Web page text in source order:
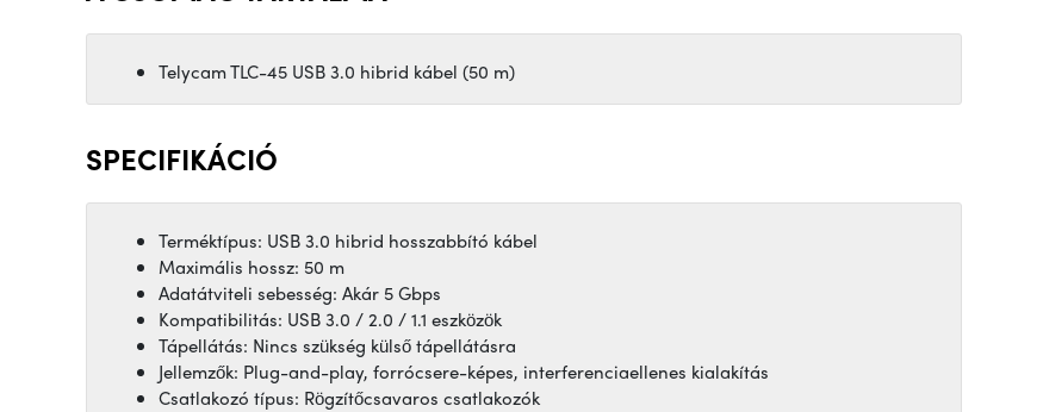
Telycam TLC-45 USB 3.0 hibrid kábel (50 m)
SPECIFIKÁCIÓ
Terméktípus: USB 3.0 hibrid hosszabbító kábel
Maximális hossz: 50 m
Adatátviteli sebesség: Akár 5 Gbps
Kompatibilitás: USB 3.0 / 2.0 / 1.1 eszközök
Tápellátás: Nincs szükség külső tápellátásra
Jellemzők: Plug-and-play, forrócsere-képes, interferenciaellenes kialakítás
Csatlakozó típus: Rögzítőcsavaros csatlakozók